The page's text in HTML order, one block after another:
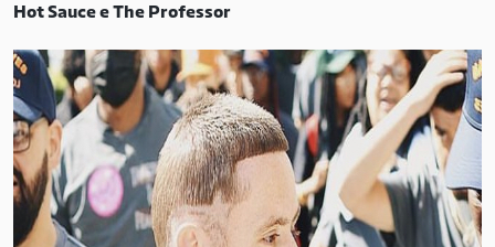
Hot Sauce e The Professor